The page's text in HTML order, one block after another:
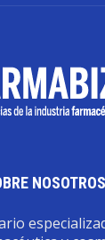
NOSOTROS